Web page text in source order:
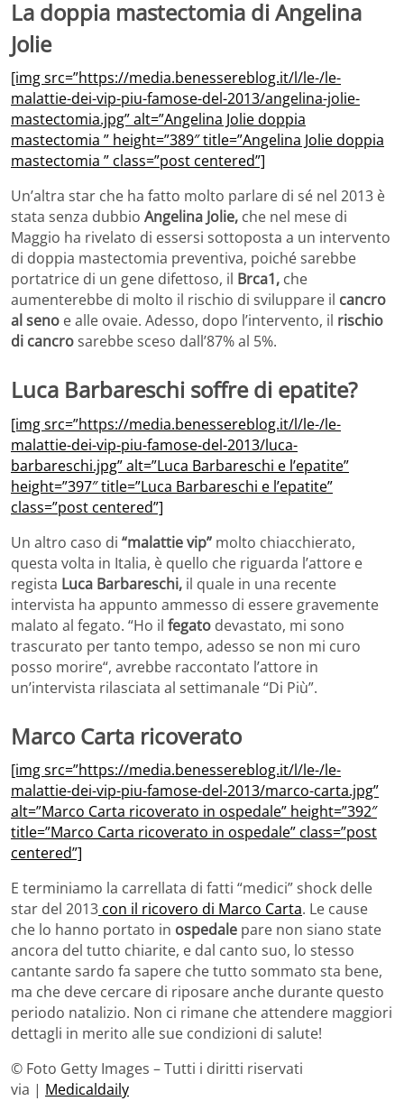
La doppia mastectomia di Angelina
Jolie
[img src=”https://media.benessereblog.it/l/le-/le-
malattie-dei-vip-piu-famose-del-2013/angelina-jolie-
mastectomia.jpg” alt=”Angelina Jolie doppia
mastectomia ” height=”389″ title=”Angelina Jolie doppia
mastectomia ” class=”post centered”]
Un’altra star che ha fatto molto parlare di sé nel 2013 è
stata senza dubbio Angelina Jolie, che nel mese di
Maggio ha rivelato di essersi sottoposta a un intervento
di doppia mastectomia preventiva, poiché sarebbe
portatrice di un gene difettoso, il Brca1, che
aumenterebbe di molto il rischio di sviluppare il cancro
al seno e alle ovaie. Adesso, dopo l’intervento, il rischio
di cancrosarebbe sceso dall’87% al 5%.
Luca Barbareschi soffre di epatite?
[img src=”https://media.benessereblog.it/l/le-/le-
malattie-dei-vip-piu-famose-del-2013/luca-
barbareschi.jpg” alt=”Luca Barbareschi e l’epatite”
height=”397″ title=”Luca Barbareschi e l’epatite”
class=”post centered”]
Un altro caso di “malattie vip” molto chiacchierato,
questa volta in Italia, è quello che riguarda l’attore e
regista Luca Barbareschi, il quale in una recente
intervista ha appunto ammesso di essere gravemente
malato al fegato. “Ho il fegato devastato, mi sono
trascurato per tanto tempo, adesso se non mi curo
posso morire“, avrebbe raccontato l’attore in
un’intervista rilasciata al settimanale “Di Più”.
Marco Carta ricoverato
[img src=”https://media.benessereblog.it/l/le-/le-
malattie-dei-vip-piu-famose-del-2013/marco-carta.jpg”
alt=”Marco Carta ricoverato in ospedale” height=”392″
title=”Marco Carta ricoverato in ospedale” class=”post
centered”]
E terminiamo la carrellata di fatti “medici” shock delle
star del 2013 con il ricovero di Marco Carta. Le cause
che lo hanno portato in ospedale pare non siano state
ancora del tutto chiarite, e dal canto suo, lo stesso
cantante sardo fa sapere che tutto sommato sta bene,
ma che deve cercare di riposare anche durante questo
periodo natalizio. Non ci rimane che attendere maggiori
dettagli in merito alle sue condizioni di salute!
© Foto Getty Images – Tutti i diritti riservati
via | Medicaldaily